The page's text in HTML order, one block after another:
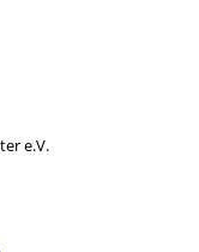
e.V.